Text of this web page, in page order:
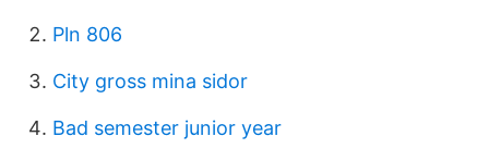
Pln 806
City gross mina sidor
Bad semester junior year